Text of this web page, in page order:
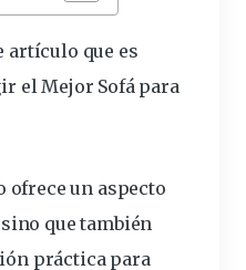
artículo que es
el Mejor Sofá para
ofrece un aspecto
que también
práctica para